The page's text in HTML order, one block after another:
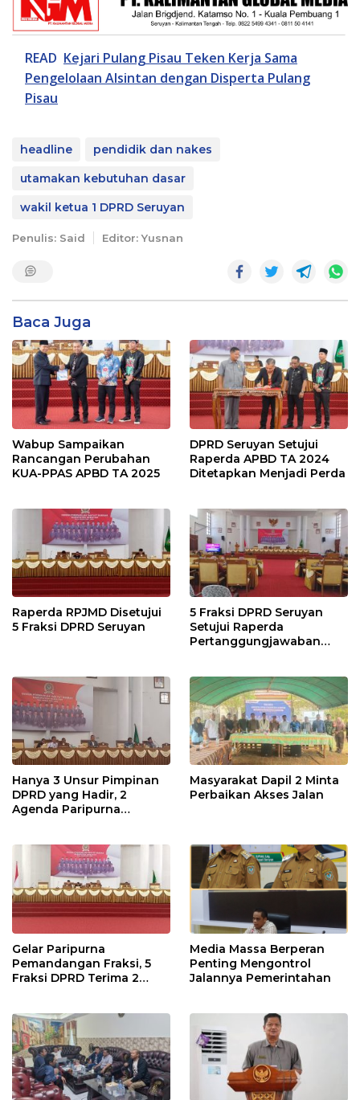
READ Kejari Pulang Pisau Teken Kerja Sama
Pengelolaan Alsintan dengan Disperta Pulang
Pisau
headline
pendidik dan nakes
utamakan kebutuhan dasar
wakil ketua 1 DPRD Seruyan
Penulis: Said Editor: Yusnan
Baca Juga
Wabup Sampaikan
Rancangan Perubahan
KUA-PPAS APBD TA 2025
DPRD Seruyan Setujui
Raperda APBD TA 2024
Ditetapkan Menjadi Perda
Raperda RPJMD Disetujui
5 Fraksi DPRD Seruyan
5 Fraksi DPRD Seruyan
Setujui Raperda
Pertanggungjawaban
Hanya 3 Unsur Pimpinan
DPRD yang Hadir, 2
Agenda Paripurna
Masyarakat Dapil 2 Minta
Perbaikan Akses Jalan
Gelar Paripurna
Pemandangan Fraksi, 5
Fraksi DPRD Terima 2
Media Massa Berperan
Penting Mengontrol
Jalannya Pemerintahan